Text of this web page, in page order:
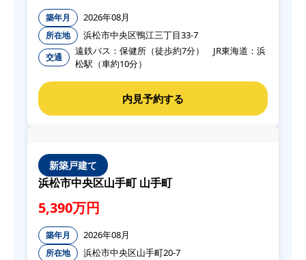
築年月 2026年08月
所在地 浜松市中央区鴨江三丁目33-7
交通
遠鉄バス：保健所（徒歩約7分） JR東海道：浜
松駅（車約10分）
新築戸建て
浜松市中央区山手町 山手町
5,390万円
築年月 2026年08月
所在地 浜松市中央区山手町20-7